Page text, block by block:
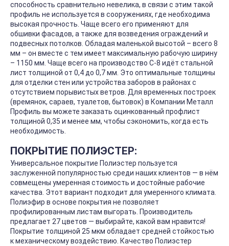
способность сравнительно невелика, в связи с этим такой
профиль не используется в сооружениях, где необходима
высокая прочность. Чаще всего его применяют для
обшивки фасадов, а также для возведения ограждений и
подвесных потолков. Обладая маленькой высотой – всего 8
мм – он вместе с тем имеет максимальную рабочую ширину
– 1150 мм. Чаще всего на производство С-8 идёт стальной
лист толщиной от 0,4 до 0,7 мм. Это оптимальные толщины
для отделки стен или устройства заборов в районах с
отсутствием порывистых ветров. Для временных построек
(времянок, сараев, туалетов, бытовок) в Компании Металл
Профиль вы можете заказать оцинкованный профлист
толщиной 0,35 и менее мм, чтобы сэкономить, когда есть
необходимость.
ПОКРЫТИЕ ПОЛИЭСТЕР:
Универсальное покрытие Полиэстер пользуется
заслуженной популярностью среди наших клиентов — в нём
совмещены умеренная стоимость и достойные рабочие
качества. Этот вариант подходит для умеренного климата.
Полиэфир в основе покрытия не позволяет
профилированным листам выгорать. Производитель
предлагает 27 цветов — выбирайте, какой вам нравится!
Покрытие толщиной 25 мкм обладает средней стойкостью
к механическому воздействию. Качество Полиэстер